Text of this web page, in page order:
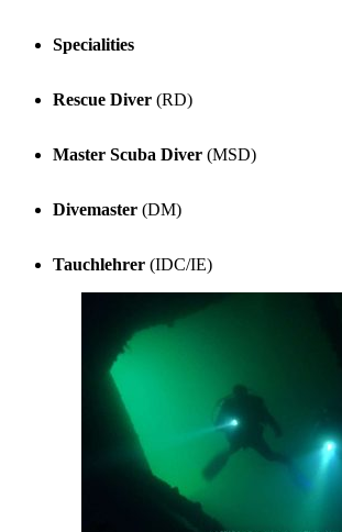
Specialities
Rescue Diver (RD)
Master Scuba Diver (MSD)
Divemaster (DM)
Tauchlehrer (IDC/IE)